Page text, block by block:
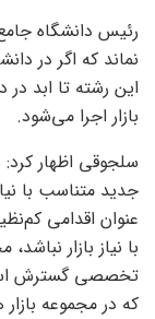
رئیس دانشگاه
نماند که اگر در
این رشته تا ابد در
بازار اجرا می‌شود.
جدید متناسب با
عنوان اقدامی
با نیاز بازار
تخصصی گسترش
که در مجموعه